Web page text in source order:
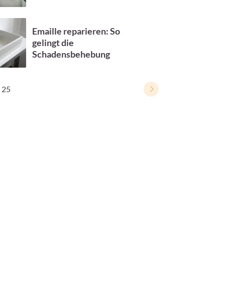
Emaille reparieren: So
gelingt die
Schadensbehebung
25